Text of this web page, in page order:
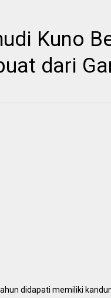
Kuno
dari
didapati memiliki